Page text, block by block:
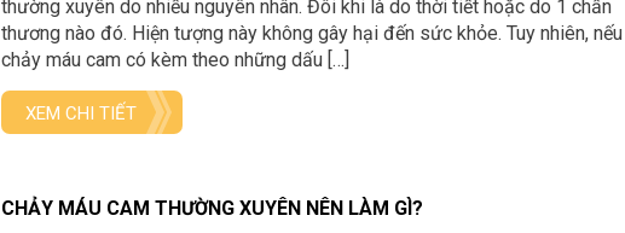
thường xuyên do nhiều nguyên nhân. Đôi khi là do thời tiết hoặc do 1 chấn
thương nào đó. Hiện tượng này không gây hại đến sức khỏe. Tuy nhiên, nếu
chảy máu cam có kèm theo những dấu […]
XEM CHI TIẾT
CHẢY MÁU CAM THƯỜNG XUYÊN NÊN LÀM GÌ?